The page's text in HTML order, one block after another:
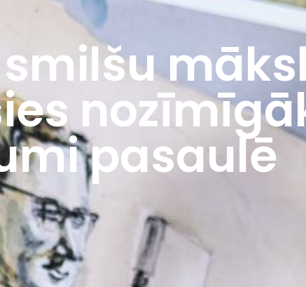
pasaulē